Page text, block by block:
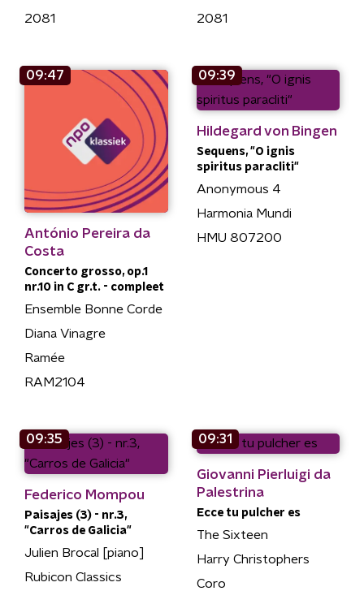
2081
2081
09:47
António Pereira da
Costa
Concerto grosso, op.1
nr.10 in C gr.t. - compleet
Ensemble Bonne Corde
Diana Vinagre
Ramée
RAM2104
09:39
Hildegard von Bingen
Sequens, "O ignis
spiritus paracliti"
Anonymous 4
Harmonia Mundi
HMU 807200
09:35
Federico Mompou
Paisajes (3) - nr.3,
"Carros de Galicia"
Julien Brocal [piano]
Rubicon Classics
09:31
Giovanni Pierluigi da
Palestrina
Ecce tu pulcher es
The Sixteen
Harry Christophers
Coro